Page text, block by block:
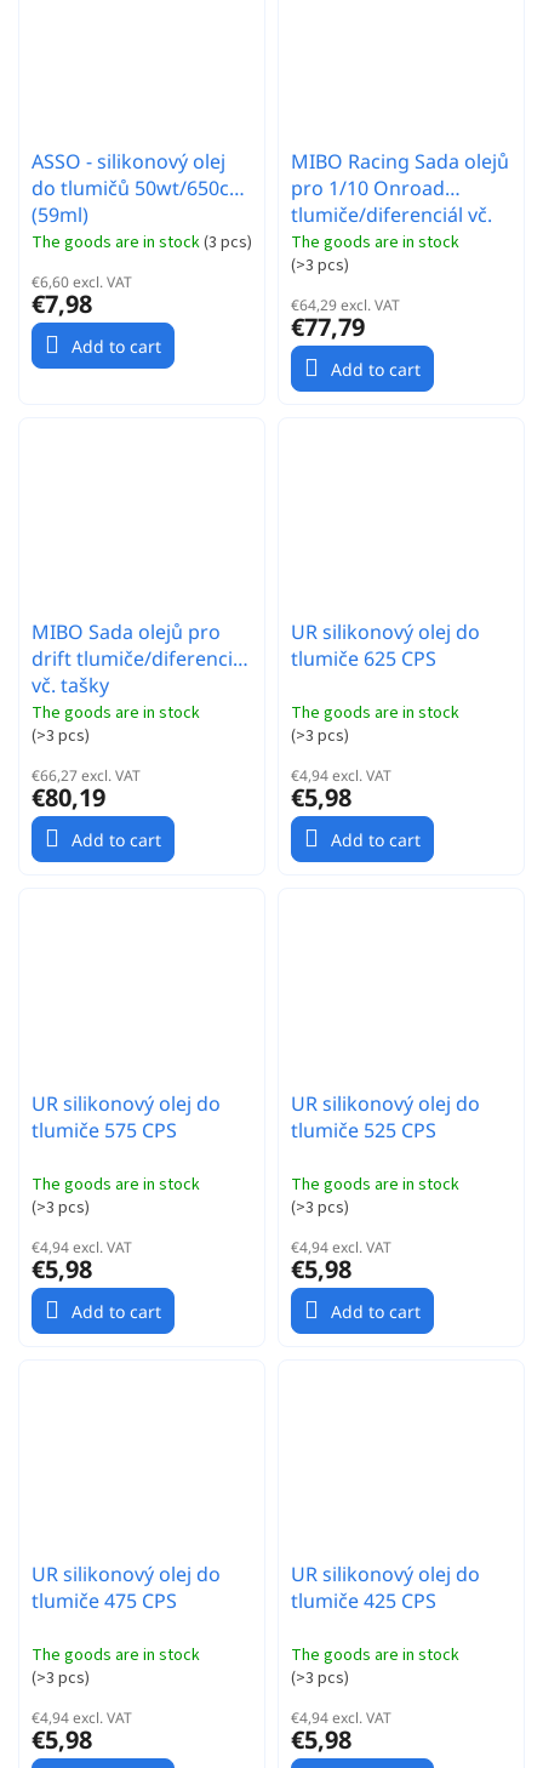
ASSO - silikonový olej
do tlumičů 50wt/650cSt
(59ml)
The goods are in stock(3 pcs)
€6,60 excl. VAT
€7,98
Add to cart
MIBO Racing Sada olejů
pro 1/10 Onroad
tlumiče/diferenciál vč.
tašky
The goods are in stock
(>3 pcs)
€64,29 excl. VAT
€77,79
Add to cart
MIBO Sada olejů pro
drift tlumiče/diferenciál
vč. tašky
The goods are in stock
(>3 pcs)
€66,27 excl. VAT
€80,19
Add to cart
UR silikonový olej do
tlumiče 625 CPS
The goods are in stock
(>3 pcs)
€4,94 excl. VAT
€5,98
Add to cart
UR silikonový olej do
tlumiče 575 CPS
The goods are in stock
(>3 pcs)
€4,94 excl. VAT
€5,98
Add to cart
UR silikonový olej do
tlumiče 525 CPS
The goods are in stock
(>3 pcs)
€4,94 excl. VAT
€5,98
Add to cart
UR silikonový olej do
tlumiče 475 CPS
The goods are in stock
(>3 pcs)
€4,94 excl. VAT
€5,98
UR silikonový olej do
tlumiče 425 CPS
The goods are in stock
(>3 pcs)
€4,94 excl. VAT
€5,98